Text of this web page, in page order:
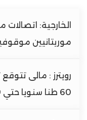
الخارجية:
موريتانيين
رويترز : مالى
60 طنا سنويا حتي 2029